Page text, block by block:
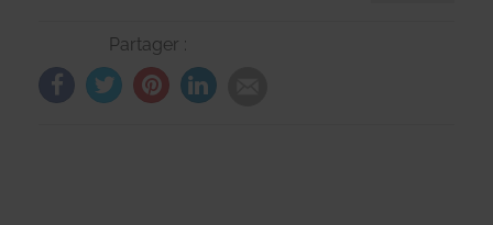
Partager :